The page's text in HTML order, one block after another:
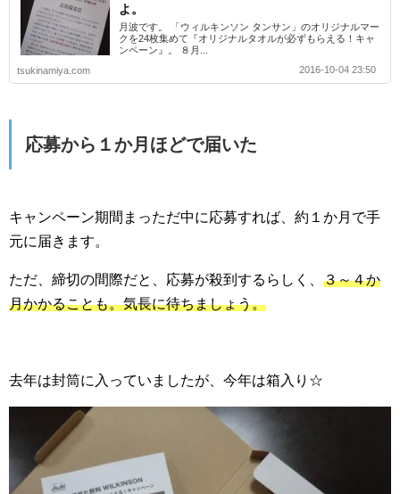
よ。
月波です。 「ウィルキンソン タンサン」のオリジナルマー
クを24枚集めて『オリジナルタオルが必ずもらえる！キャ
ンペーン』。 ８月...
tsukinamiya.com
2016-10-04 23:50
応募から１か月ほどで届いた
キャンペーン期間まっただ中に応募すれば、約１か月で手
元に届きます。
ただ、締切の間際だと、応募が殺到するらしく、 ３～４か
月かかることも。気長に待ちましょう。
去年は封筒に入っていましたが、今年は箱入り☆